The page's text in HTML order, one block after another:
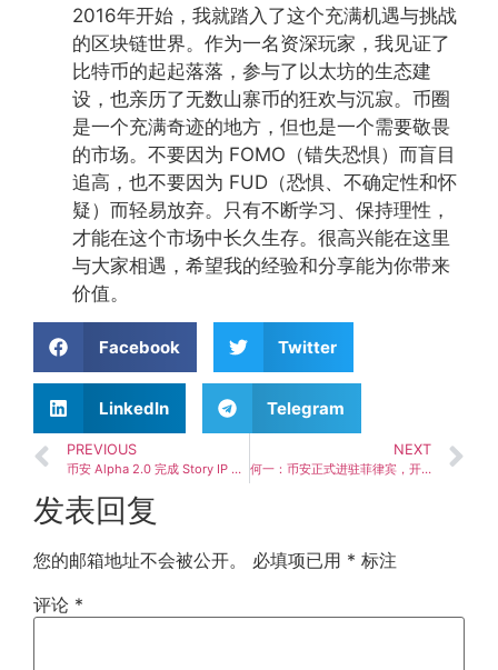
2016年开始，我就踏入了这个充满机遇与挑战
的区块链世界。作为一名资深玩家，我见证了
比特币的起起落落，参与了以太坊的生态建
设，也亲历了无数山寨币的狂欢与沉寂。币圈
是一个充满奇迹的地方，但也是一个需要敬畏
的市场。不要因为 FOMO（错失恐惧）而盲目
追高，也不要因为 FUD（恐惧、不确定性和怀
疑）而轻易放弃。只有不断学习、保持理性，
才能在这个市场中长久生存。很高兴能在这里
与大家相遇，希望我的经验和分享能为你带来
价值。
Facebook Twitter
LinkedIn Telegram
PREVIOUS
币安 Alpha 2.0 完成 Story IP 向 Data Network (DATAIP) 代币置换，开启生态新篇章
NEXT
何一：币安正式进驻菲律宾，开启加密货币新市场
发表回复
您的邮箱地址不会被公开。 必填项已用 * 标注
评论 *